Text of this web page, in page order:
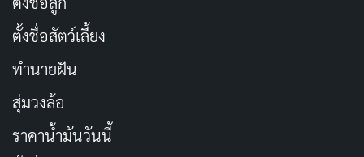
ตั้งชื่อสัตว์เลี้ยง
ทำนายฝัน
สุ่มวงล้อ
ราคาน้ำมันวันนี้